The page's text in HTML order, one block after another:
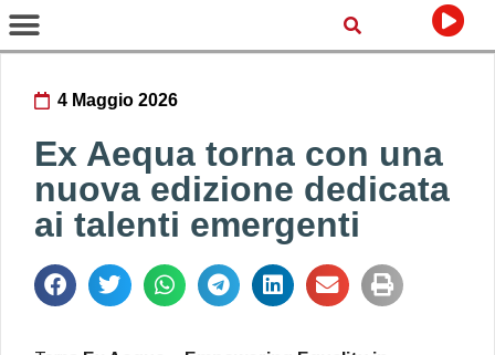
4 Maggio 2026
Ex Aequa torna con una
nuova edizione dedicata
ai talenti emergenti